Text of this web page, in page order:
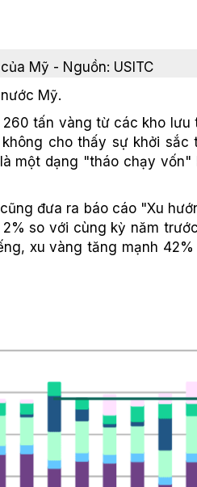
Mỹ - Nguồn: USITC
Mỹ.
tấn vàng từ các kho lưu
cho thấy sự khởi
một dạng "tháo chạy
đưa ra báo cáo "Xu
so với cùng kỳ năm
xu vàng tăng mạnh